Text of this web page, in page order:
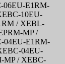
06EU-E1RM-
10EU-
/ XEBL-
MP /
04EU-E1RM-
04EU-
MP / XEBC-